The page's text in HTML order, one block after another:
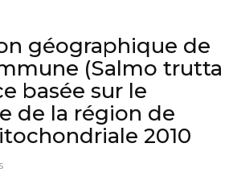
géographique de
(Salmo trutta
basée sur le
de la région de
2010